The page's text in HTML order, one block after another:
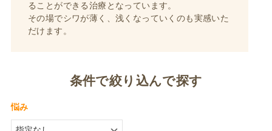
ることができる治療となっています。
その場でシワが薄く、浅くなっていくのも実感いた
だけます。
条件で絞り込んで探す
悩み